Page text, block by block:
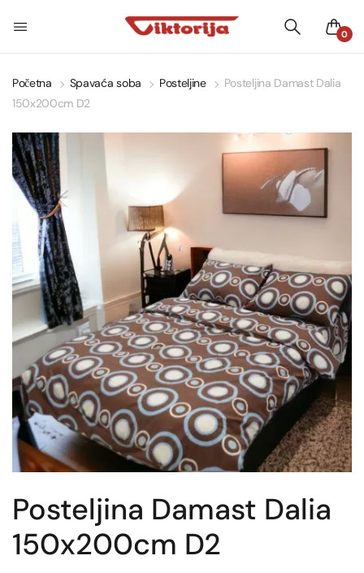
0
Početna Spavaća soba Posteljine
Posteljina Damast Dalia
150x200cm D2
Posteljina Damast Dalia
150x200cm D2